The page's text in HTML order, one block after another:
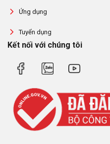
Ứng dụng
Tuyển dụng
Kết nối với chúng tôi